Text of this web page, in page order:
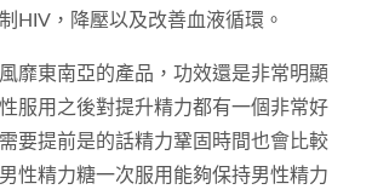
HIV，降壓以及改善血液循環。
靡東南亞的產品，功效還是非常明顯
服用之後對提升精力都有一個非常好
要提前是的話精力鞏固時間也會比較
性精力糖一次服用能夠保持男性精力